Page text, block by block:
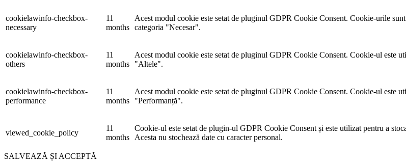
cookielawinfo-checkbox-
necessary
11
months
Acest modul cookie este setat de pluginul GDPR Cookie Consent. Cookie-urile
categoria "Necesar".
cookielawinfo-checkbox-
others
11
months
Acest modul cookie este setat de pluginul GDPR Cookie Consent. Cookie-ul este
"Altele".
cookielawinfo-checkbox-
performance
11
months
Acest modul cookie este setat de pluginul GDPR Cookie Consent. Cookie-ul este
"Performanță".
viewed_cookie_policy
11
months
Cookie-ul este setat de plugin-ul GDPR Cookie Consent și este utilizat pentru a
Acesta nu stochează date cu caracter personal.
SALVEAZĂ ȘI ACCEPTĂ